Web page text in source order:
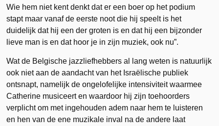
Wie hem niet kent denkt dat er een boer op het podium
stapt maar vanaf de eerste noot die hij speelt is het
duidelijk dat hij een der groten is en dat hij een bijzonder
lieve man is en dat hoor je in zijn muziek, ook nu”.
Wat de Belgische jazzliefhebbers al lang weten is natuurlijk
ook niet aan de aandacht van het Israëlische publiek
ontsnapt, namelijk de ongelofelijke intensiviteit waarmee
Catherine musiceert en waardoor hij zijn toehoorders
verplicht om met ingehouden adem naar hem te luisteren
en hen van de ene muzikale inval na de andere laat